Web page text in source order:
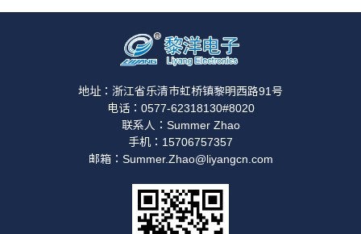
地址：浙江省乐清市虹桥镇黎明西路91号
电话：0577-62318130#8020
联系人：Summer Zhao
手机：15706757357
邮箱：Summer.Zhao@liyangcn.com